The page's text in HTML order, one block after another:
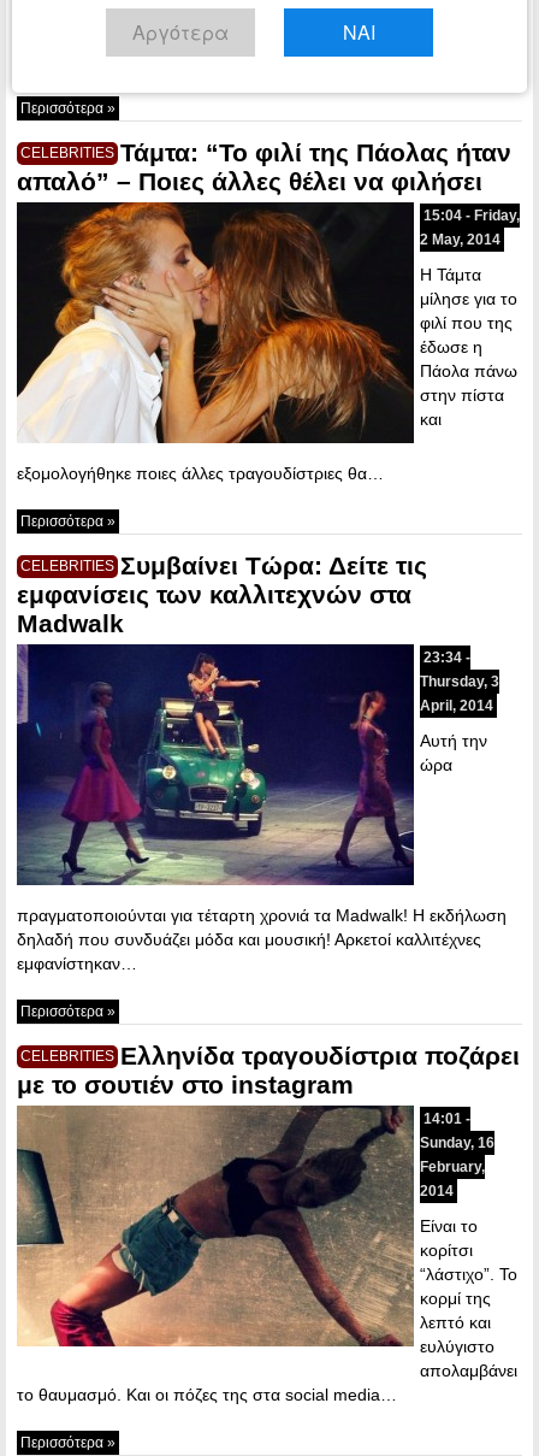
οι παπαράτσι
να μείνουν χωρίς δουλειά, αφού οι ωραίες…
Περισσότερα »
CELEBRITIES Τάμτα: “Το φιλί της Πάολας ήταν
απαλό” – Ποιες άλλες θέλει να φιλήσει
15:04 - Friday,
2 May, 2014
Η Τάμτα
μίλησε για το
φιλί που της
έδωσε η
Πάολα πάνω
στην πίστα
και
εξομολογήθηκε ποιες άλλες τραγουδίστριες θα…
Περισσότερα »
CELEBRITIES Συμβαίνει Τώρα: Δείτε τις
εμφανίσεις των καλλιτεχνών στα
Madwalk
23:34 -
Thursday, 3
April, 2014
Αυτή την
ώρα
πραγματοποιούνται για τέταρτη χρονιά τα Madwalk! Η εκδήλωση
δηλαδή που συνδυάζει μόδα και μουσική! Αρκετοί καλλιτέχνες
εμφανίστηκαν…
Περισσότερα »
CELEBRITIES Ελληνίδα τραγουδίστρια ποζάρει
με το σουτιέν στο instagram
14:01 -
Sunday, 16
February,
2014
Είναι το
κορίτσι
“λάστιχο”. Το
κορμί της
λεπτό και
ευλύγιστο
απολαμβάνει
το θαυμασμό. Και οι πόζες της στα social media…
Περισσότερα »
Αργότερα ΝΑΙ